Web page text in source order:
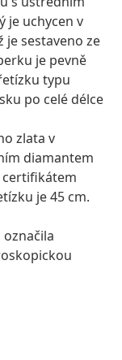
je uchycen v
sestaveno ze
je pevně
typu
po celé délce
zlata v
diamantem
je 45 cm.